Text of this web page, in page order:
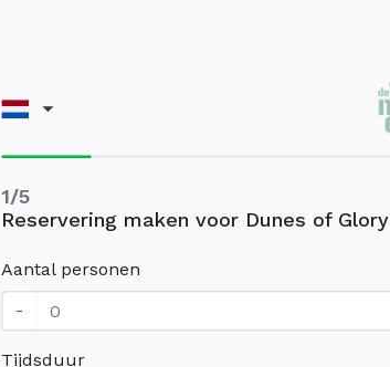
1/5
Reservering maken voor Dunes of Glory
Aantal personen
-
Tijdsduur